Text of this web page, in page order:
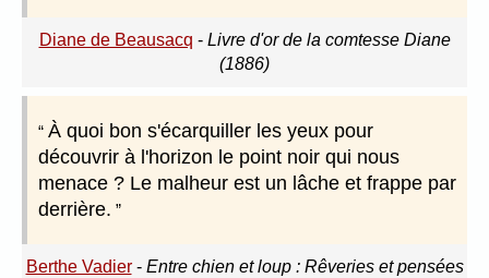
Diane de Beausacq - Livre d'or de la comtesse Diane
(1886)
À quoi bon s'écarquiller les yeux pour
découvrir à l'horizon le point noir qui nous
menace ? Le malheur est un lâche et frappe par
derrière.
Berthe Vadier- Entre chien et loup : Rêveries et pensées